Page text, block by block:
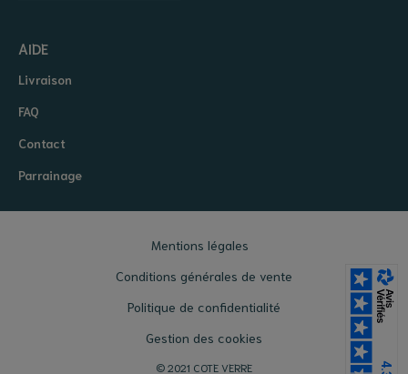
AIDE
Livraison
FAQ
Contact
Parrainage
Mentions légales
Conditions générales de vente
Politique de confidentialité
Gestion des cookies
© 2021 COTE VERRE